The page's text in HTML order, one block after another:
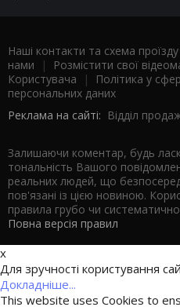
Наші контакти та схема проїзду
нами | Розмістити свої
Користувача |
Політика у
персональних даних
Реклама на сайті: Відділ
Залишаючи коментар, будь
тональність Вашого
реальних людей, що
пов'язані із цією новиною.
правила грубо чи
Повна версія правил
x
Для зручності користування
Докладніше...
This website uses Cookies to